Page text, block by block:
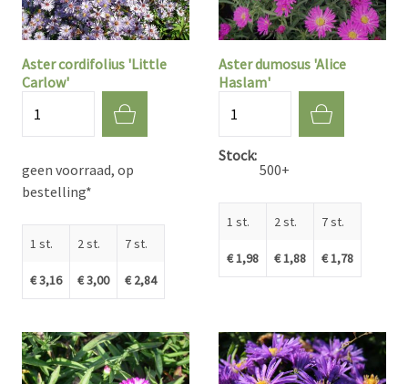
Aster cordifolius 'Little
Carlow'
geen voorraad, op
bestelling*
1 st.
€ 3,16
2 st.
€ 3,00
7 st.
€ 2,84
Aster dumosus 'Alice
Haslam'
Stock
500+
1 st.
€ 1,98
2 st.
€ 1,88
7 st.
€ 1,78